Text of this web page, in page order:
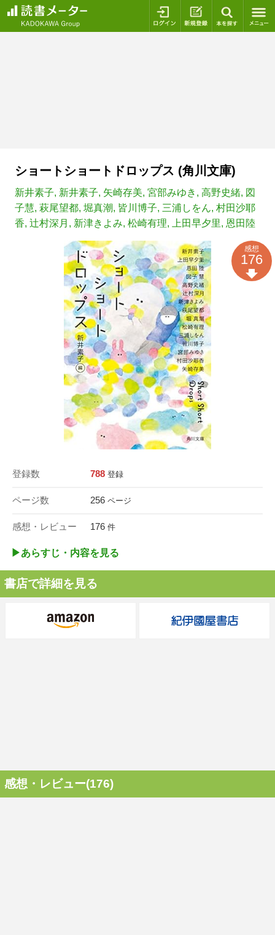
ログイン 新規登録
ショートショートドロップス (角川文庫)
新井素子, 新井素子, 矢崎存美, 宮部みゆき , 高野史緒, 図
子慧, 萩尾望都, 堀真潮, 皆川博子, 三浦しをん, 村田沙耶
香, 辻村深月 , 新津きよみ, 松崎有理, 上田早夕里, 恩田陸
登録数 788 登録
ページ数 256 ページ
感想・レビュー 176 件
感想
176
▶︎あらすじ・内容を見る
書店で詳細を見る
感想・レビュー(176)